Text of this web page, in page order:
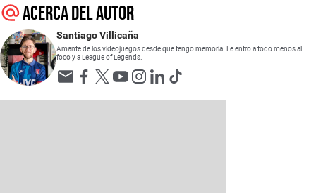
Acerca del autor
Santiago Villicaña
Amante de los videojuegos desde que tengo memoria. Le entro a todo menos al
foco y a League of Legends.
Opens in new window
Opens in new window
Opens in new window
Opens in new window
Opens in new window
Opens in new window